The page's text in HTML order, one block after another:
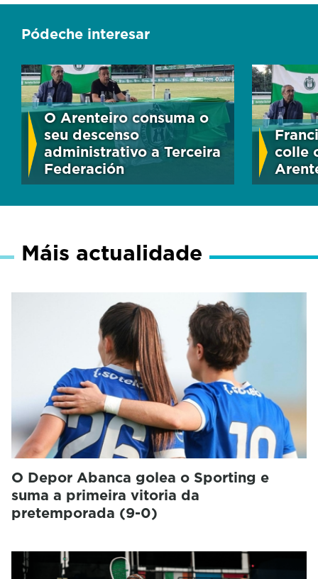
Pódeche interesar
O Arenteiro consuma o
seu descenso
administrativo a Terceira
Federación
colle
Máis actualidade
O Depor Abanca golea o Sporting e
suma a primeira vitoria da
pretemporada (9-0)